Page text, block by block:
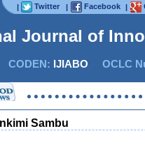
| Twitter | Facebook |
Journal of
IJIABO OCLC
Sambu